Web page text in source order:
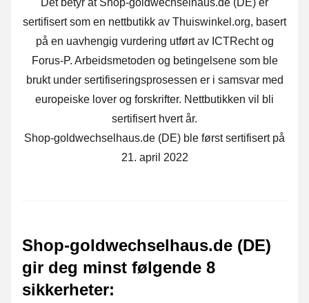
sertifisert som en nettbutikk av Thuiswinkel.org, basert
på en uavhengig vurdering utført av ICTRecht og
Forus-P. Arbeidsmetoden og betingelsene som ble
brukt under sertifiseringsprosessen er i samsvar med
europeiske lover og forskrifter. Nettbutikken vil bli
sertifisert hvert år.
Shop-goldwechselhaus.de (DE) ble først sertifisert på
21. april 2022
Shop-goldwechselhaus.de (DE)
gir deg minst følgende 8
sikkerheter: